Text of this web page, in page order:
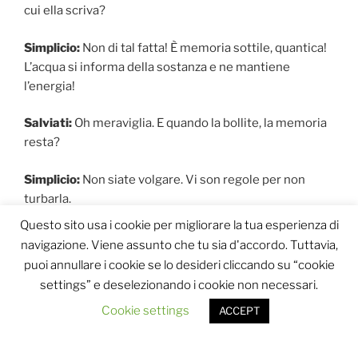
cui ella scriva?
Simplicio: Non di tal fatta! È memoria sottile, quantica!
L’acqua si informa della sostanza e ne mantiene
l’energia!
Salviati: Oh meraviglia. E quando la bollite, la memoria
resta?
Simplicio: Non siate volgare. Vi son regole per non
turbarla.
Salviati:
Dunque non lavate i panni con acqua calda,
ché potreste dimenticare la formula del sapone?
Sagredo:Orsù, Salviati, non lo provocate oltre!
Questo sito usa i cookie per migliorare la tua esperienza di
navigazione. Viene assunto che tu sia d'accordo. Tuttavia,
puoi annullare i cookie se lo desideri cliccando su “cookie
settings” e deselezionando i cookie non necessari.
Cookie settings
ACCEPT